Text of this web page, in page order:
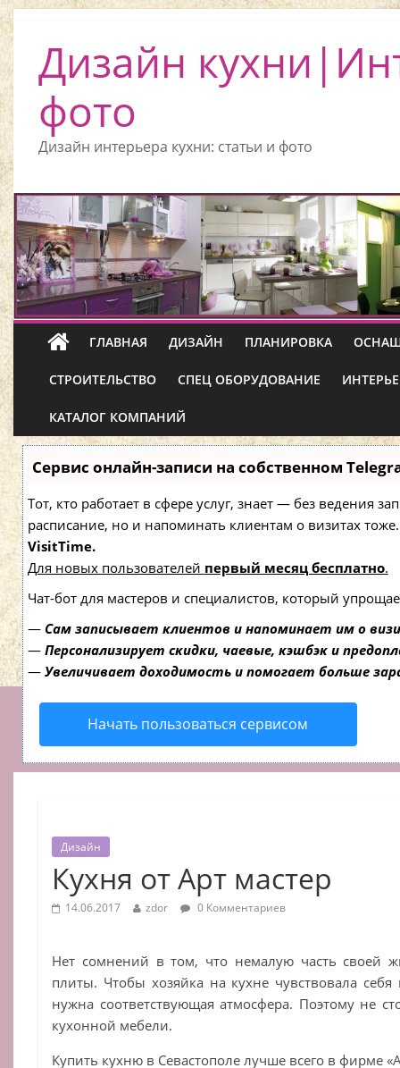
Дизайн
фото
Дизайн интерьера кухни: статьи и фото
ГЛАВНАЯ ДИЗАЙН ПЛАНИРОВКА
СТРОИТЕЛЬСТВО СПЕЦ ОБОРУДОВАНИЕ
КАТАЛОГ КОМПАНИЙ
Сервис онлайн-записи на собственном
Тот, кто работает в сфере услуг, знает — без ведения
расписание, но и напоминать клиентам о визитах
VisitTime.
Для новых пользователей первый месяц бесплатно.
Чат-бот для мастеров и специалистов, который
— Сам записывает клиентов и напоминает им о
— Персонализирует скидки, чаевые, кэшбэк и
— Увеличивает доходимость и помогает больше
Начать пользоваться сервисом
Дизайн
Кухня от Арт мастер
14.06.2017 zdor 0 Комментариев
Нет сомнений в том, что немалую часть своей
плиты. Чтобы хозяйка на кухне чувствовала
нужна соответствующая атмосфера. Поэтому не
кухонной мебели.
Купить кухню в Севастополе лучше всего в фирме